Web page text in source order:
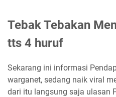
Tebak Tebakan
tts 4 huruf
Sekarang ini informasi
warganet, sedang naik viral
dari itu langsung saja ulasan